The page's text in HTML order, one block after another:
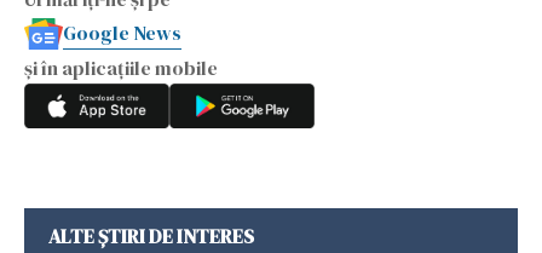
Google News
și în aplicațiile mobile
ALTE ȘTIRI DE INTERES